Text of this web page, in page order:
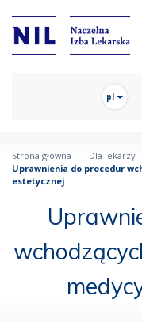
pl
Strona główna Dla lekarzy
Uprawnienia do procedur
estetycznej